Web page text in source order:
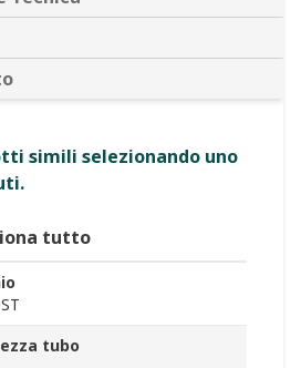
simili selezionando uno
tutto
tubo